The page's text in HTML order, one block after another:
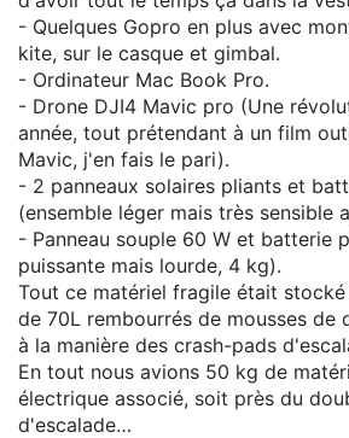
- Quelques Gopro en plus avec
kite, sur le casque et gimbal.
- Ordinateur Mac Book Pro.
- Drone DJI4 Mavic pro (Une
année, tout prétendant à un film
Mavic, j'en fais le pari).
- 2 panneaux solaires pliants et
(ensemble léger mais très sensible
- Panneau souple 60 W et batterie
puissante mais lourde, 4 kg).
Tout ce matériel fragile était
de 70L rembourrés de mousses de
à la manière des crash-pads
En tout nous avions 50 kg de
électrique associé, soit près du
d'escalade…